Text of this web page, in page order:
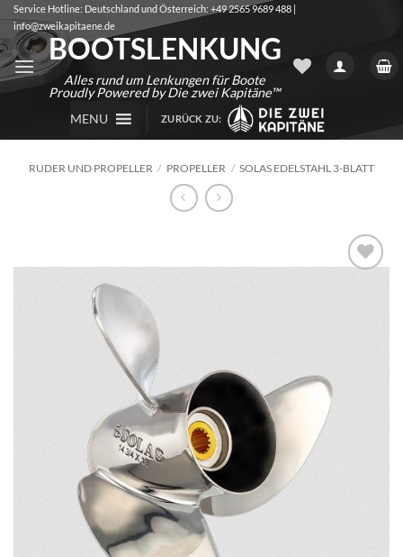
Zum
Inhalt
springen
Service Hotline: Deutschland und Österreich: +49 2565 9689 488 |
info@zweikapitaene.de
BOOTSLENKUNG
Alles rund um Lenkungen für Boote
Proudly Powered by Die zwei Kapitäne™
MENU
ZURÜCK ZU:
RUDER UND PROPELLER / PROPELLER / SOLAS EDELSTAHL 3-BLATT